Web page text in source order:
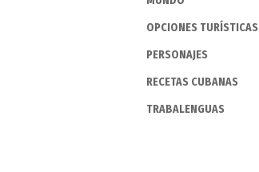
OPCIONES TURÍSTICAS
PERSONAJES
RECETAS CUBANAS
TRABALENGUAS